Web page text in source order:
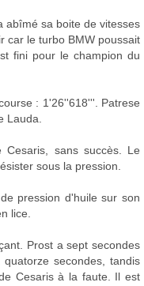
abîmé sa boite de vitesses
car le turbo BMW poussait
fini pour le champion du
: 1'26''618'''. Patrese
Lauda.
sans succès. Le
sous la pression.
pression d'huile sur son
lice.
Prost a sept secondes
secondes, tandis
Cesaris à la faute. Il est